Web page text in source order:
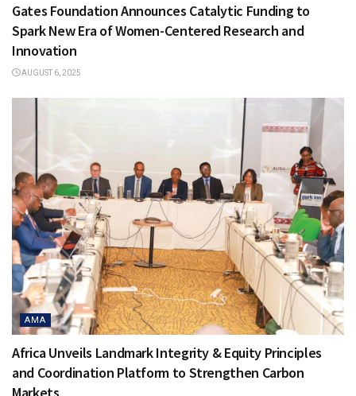
Gates Foundation Announces Catalytic Funding to
Spark New Era of Women-Centered Research and
Innovation
AUGUST 6, 2025
AMA
Africa Unveils Landmark Integrity & Equity Principles
and Coordination Platform to Strengthen Carbon